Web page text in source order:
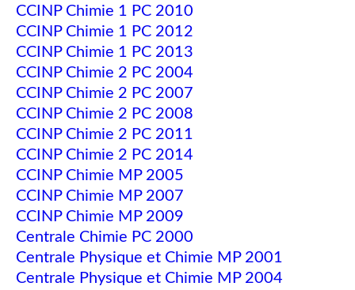
CCINP Chimie 1 PC 2010
CCINP Chimie 1 PC 2012
CCINP Chimie 1 PC 2013
CCINP Chimie 2 PC 2004
CCINP Chimie 2 PC 2007
CCINP Chimie 2 PC 2008
CCINP Chimie 2 PC 2011
CCINP Chimie 2 PC 2014
CCINP Chimie MP 2005
CCINP Chimie MP 2007
CCINP Chimie MP 2009
Centrale Chimie PC 2000
Centrale Physique et Chimie MP 2001
Centrale Physique et Chimie MP 2004